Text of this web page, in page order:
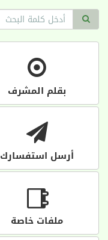
بقلم المشرف
أرسل استفسارك
ملفات خاصة